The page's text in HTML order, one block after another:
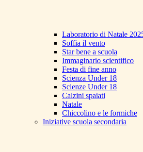
Laboratorio di Natale
Soffia il vento
Star bene a scuola
Immaginario scientifico
Festa di fine anno
Scienza Under 18
Scienze Under 18
Calzini spaiati
Natale
Chiccolino e le formiche
Iniziative scuola secondaria